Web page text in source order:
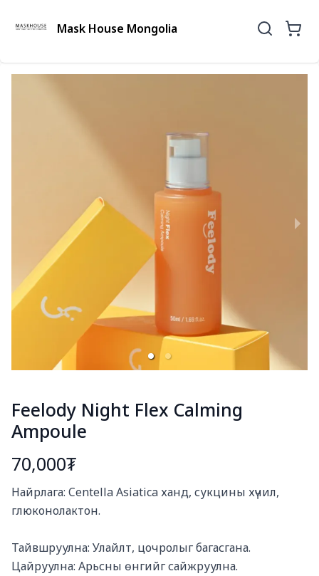
Mask House Mongolia
Feelody Night Flex Calming
Ampoule
70,000₮
Найрлага: Centella Asiatica ханд, сукцины хүчил,
глюконолактон.
Тайвшруулна: Улайлт, цочролыг багасгана.
Цайруулна: Арьсны өнгийг сайжруулна.